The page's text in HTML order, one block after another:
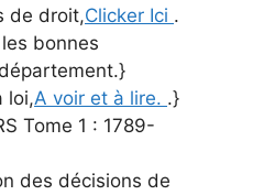
de droit,Clicker Ici .
bonnes
loi,A voir et à lire. .}
Tome 1 : 1789-
des décisions de